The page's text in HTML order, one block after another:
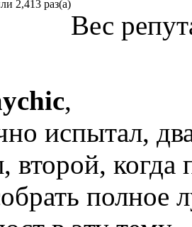
2,413 раз(а)
Вес
,
испытал,
второй,
полное